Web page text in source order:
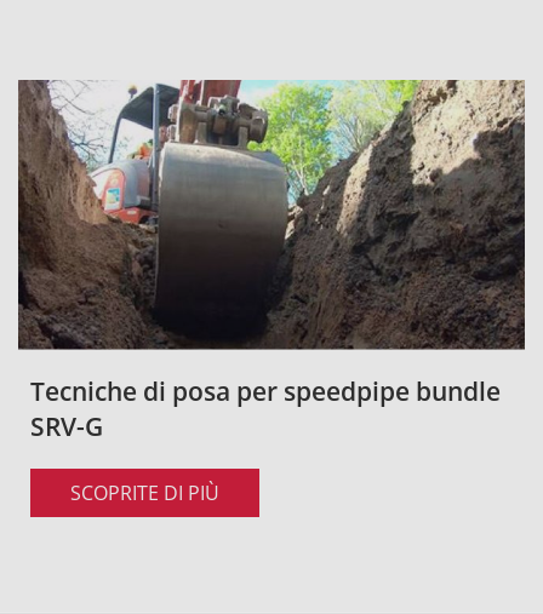
Tecniche di posa per speedpipe bundle
SRV-G
SCOPRITE DI PIÙ